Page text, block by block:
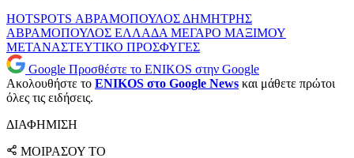
HOTSPOTS ΑΒΡΑΜΟΠΟΥΛΟΣ ΔΗΜΗΤΡΗΣ
ΑΒΡΑΜΟΠΟΥΛΟΣ ΕΛΛΑΔΑ ΜΕΓΑΡΟ ΜΑΞΙΜΟΥ
ΜΕΤΑΝΑΣΤΕΥΤΙΚΟ ΠΡΟΣΦΥΓΕΣ
Google Προσθέστε το ENIKOS στην Google
Ακολουθήστε το ENIKOS στο Google News και μάθετε πρώτοι
όλες τις ειδήσεις.
ΔΙΑΦΗΜΙΣΗ
ΜΟΙΡΑΣΟΥ ΤΟ